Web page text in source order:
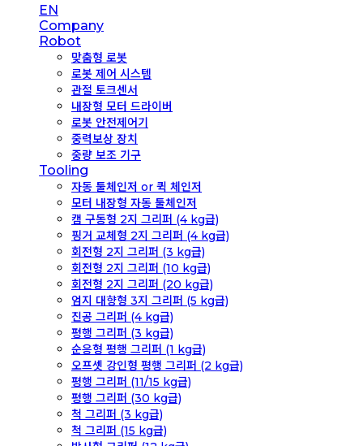
Close
Menu
EN
Company
Robot
맞춤형 로봇
로봇 제어 시스템
관절 토크센서
내장형 모터 드라이버
로봇 안전제어기
중력보상 장치
중량 보조 기구
Tooling
자동 툴체인저 or 퀵 체인저
모터 내장형 자동 툴체인저
캠 구동형 2지 그리퍼 (4 kg급)
핑거 교체형 2지 그리퍼 (4 kg급)
회전형 2지 그리퍼 (3 kg급)
회전형 2지 그리퍼 (10 kg급)
회전형 2지 그리퍼 (20 kg급)
엄지 대향형 3지 그리퍼 (5 kg급)
진공 그리퍼 (4 kg급)
평행 그리퍼 (3 kg급)
순응형 평행 그리퍼 (1 kg급)
오프셋 강인형 평행 그리퍼 (2 kg급)
평행 그리퍼 (11/15 kg급)
평행 그리퍼 (30 kg급)
척 그리퍼 (3 kg급)
척 그리퍼 (15 kg급)